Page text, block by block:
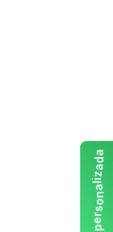
p
e
r
s
o
n
a
l
i
z
a
d
a